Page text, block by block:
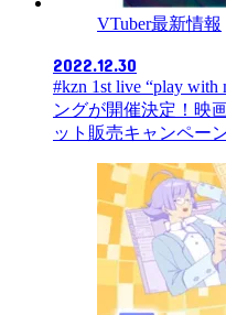
VTuber最新情報
2022.12.30
​#kzn 1st live “play
ングが開催決定！映
ット販売キャンペー